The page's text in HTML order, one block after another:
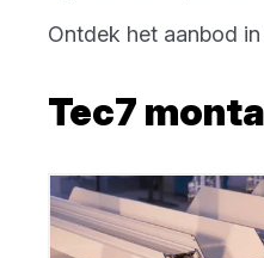
Ontdek het aanbod
Tec7